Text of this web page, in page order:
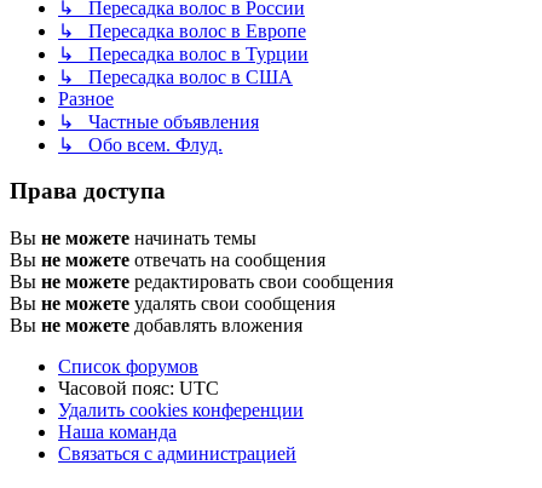
↳ Пересадка волос в России
↳ Пересадка волос в Европе
↳ Пересадка волос в Турции
↳ Пересадка волос в США
Разное
↳ Частные объявления
↳ Обо всем. Флуд.
Права доступа
Вы не можете начинать темы
Вы не можете отвечать на сообщения
Вы не можете редактировать свои сообщения
Вы не можете удалять свои сообщения
Вы не можете добавлять вложения
Список форумов
Часовой пояс: UTC
Удалить cookies конференции
Наша команда
Связаться с администрацией